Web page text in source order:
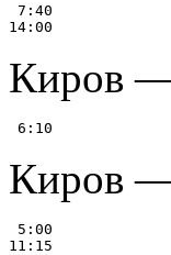
7:40
Киров
Киров
5:00
11:15